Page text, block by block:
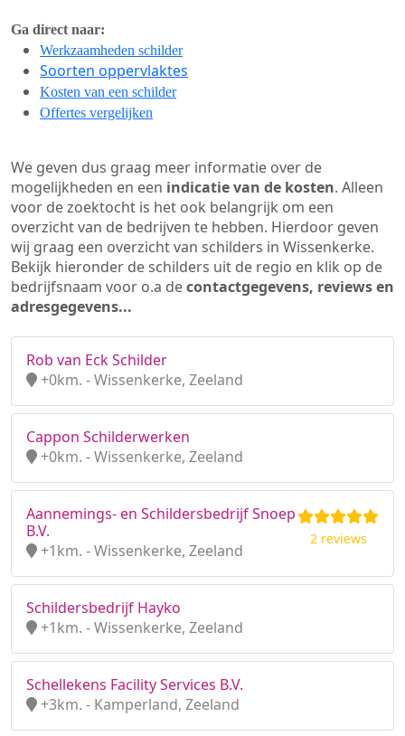
Ga direct naar:
Werkzaamheden schilder
Soorten oppervlaktes
Kosten van een schilder
Offertes vergelijken
We geven dus graag meer informatie over de
mogelijkheden en een indicatie van de kosten. Alleen
voor de zoektocht is het ook belangrijk om een
overzicht van de bedrijven te hebben. Hierdoor geven
wij graag een overzicht van schilders in Wissenkerke.
Bekijk hieronder de schilders uit de regio en klik op de
bedrijfsnaam voor o.a decontactgegevens, reviews en
adresgegevens...
Rob van Eck Schilder
+0km. - Wissenkerke, Zeeland
Cappon Schilderwerken
+0km. - Wissenkerke, Zeeland
Aannemings- en Schildersbedrijf Snoep
B.V.
+1km. - Wissenkerke, Zeeland
2 reviews
Schildersbedrijf Hayko
+1km. - Wissenkerke, Zeeland
Schellekens Facility Services B.V.
+3km. - Kamperland, Zeeland